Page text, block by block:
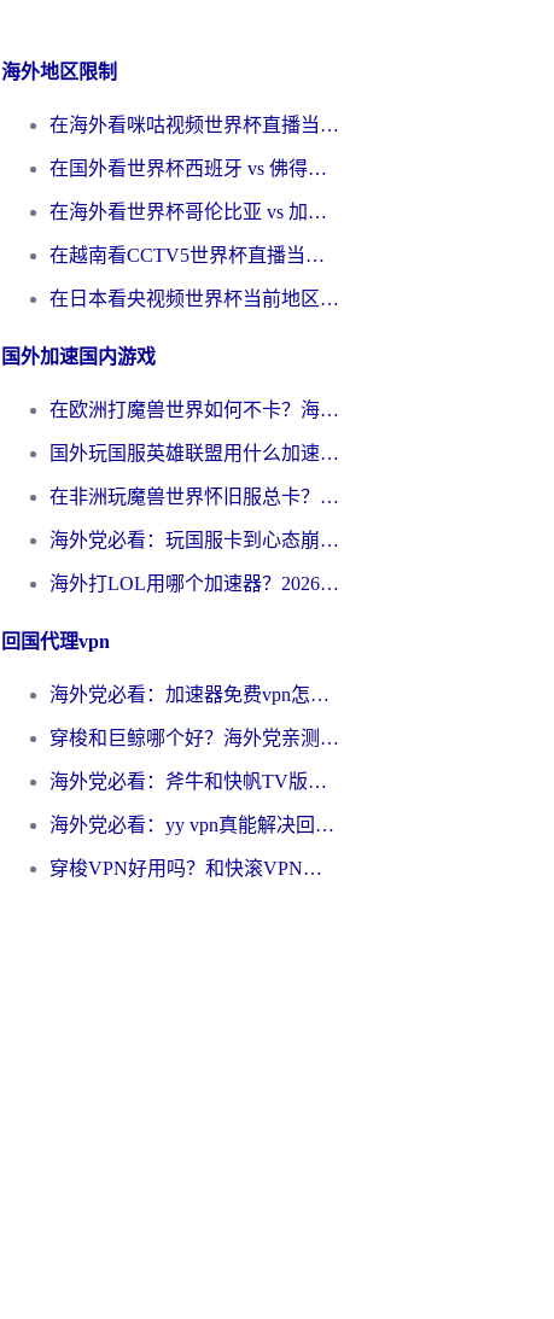
海外地区限制
在海外看咪咕视频世界杯直播当前IP受限制？这篇指南帮你搞定所有体育赛事观看难题
在国外看世界杯西班牙 vs 佛得角无法播放？这篇指南帮你解锁所有中文体育直播
在海外看世界杯哥伦比亚 vs 加纳当前IP受限制？这篇指南帮你流畅看中文解说赛事
在越南看CCTV5世界杯直播当前IP受限制？海外党体育观赛终极指南来了
在日本看央视频世界杯当前地区不可播放？海外党体育观赛终极指南
国外加速国内游戏
在欧洲打魔兽世界如何不卡？海外玩家的国服游戏加速终极攻略
国外玩国服英雄联盟用什么加速器好？海外党亲测有效的国服游戏加速指南
在非洲玩魔兽世界怀旧服总卡？别慌，这份指南帮你丝滑开荒
海外党必看：玩国服卡到心态崩？少女前线云图计划加速器免费推荐+碧蓝航线足球世界流畅攻略
海外打LOL用哪个加速器？2026实用指南：从延迟到设备适配，一篇解决你的国服游戏痛点
回国代理vpn
海外党必看：加速器免费vpn怎么选？3步教你无缝访问国内资源
穿梭和巨鲸哪个好？海外党亲测3款回国加速器，教你避开90%的坑
海外党必看：斧牛和快帆TV版哪个好？3分钟选对回国加速器，无缝刷B站、追热剧
海外党必看：yy vpn真能解决回国访问难题？附云极initap测评+免费方案对比
穿梭VPN好用吗？和快滚VPN对比哪个回国效果更好？海外党选回国加速器必看指南